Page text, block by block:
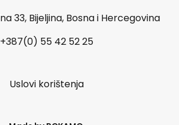
33, Bijeljina, Bosna i Hercegovina
+387(0) 55 42 52 25
Uslovi korištenja